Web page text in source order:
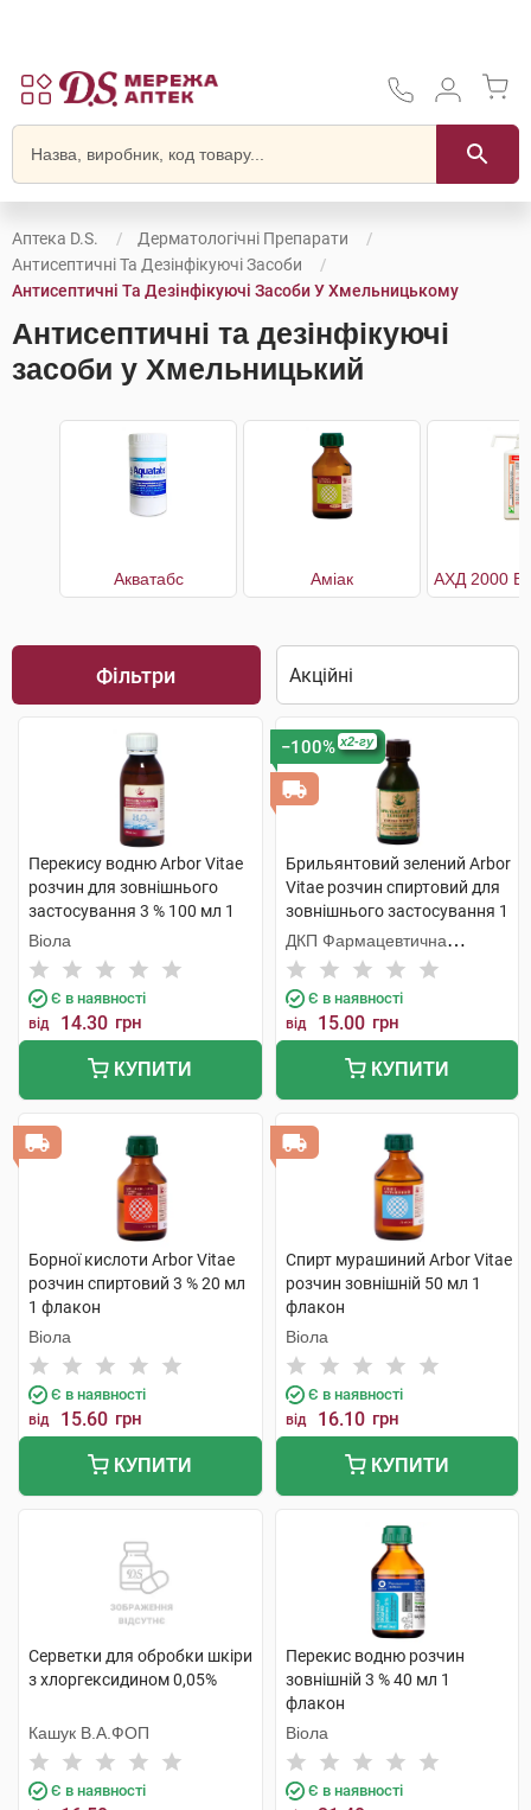
Аптека D.S.
Дерматологічні Препарати
Антисептичні Та Дезінфікуючі Засоби
Антисептичні Та Дезінфікуючі Засоби У Хмельницькому
Антисептичні та дезінфікуючі
засоби у Хмельницький
Акватабс Аміак
Фільтри
Перекису водню Arbor Vitae
розчин для зовнішнього
застосування 3 % 100 мл 1
флакон
Віола
Є в наявності
від 14.30 грн
КУПИТИ
−100% x2-гу
Брильянтовий зелений Arbor
Vitae розчин спиртовий для
зовнішнього застосування 1
% 20 мл 1 флакон
ДКП Фармацевтична
фабрика
Є в наявності
від 15.00 грн
КУПИТИ
Борної кислоти Arbor Vitae
розчин спиртовий 3 % 20 мл
1 флакон
Віола
Є в наявності
від 15.60 грн
КУПИТИ
Спирт мурашиний Arbor Vitae
розчин зовнішній 50 мл 1
флакон
Віола
Є в наявності
від 16.10 грн
КУПИТИ
Серветки для обробки шкіри
з хлоргексидином 0,05%
Кашук В.А.ФОП
Є в наявності
Перекис водню розчин
зовнішній 3 % 40 мл 1
флакон
Віола
Є в наявності